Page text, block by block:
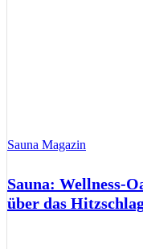
Sauna Magazin
Sauna: Wellness-
über das